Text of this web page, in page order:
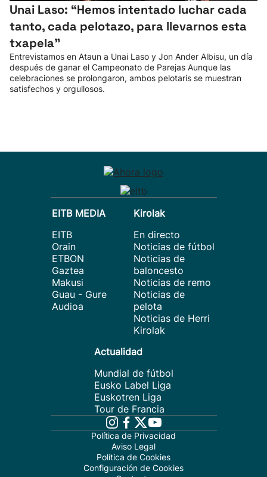
Unai Laso: “Hemos intentado luchar cada
tanto, cada pelotazo, para llevarnos esta
txapela”
Entrevistamos en Ataun a Unai Laso y Jon Ander Albisu, un día
después de ganar el Campeonato de Parejas Aunque las
celebraciones se prolongaron, ambos pelotaris se muestran
satisfechos y orgullosos.
EITB MEDIA
EITB
Orain
ETBON
Gaztea
Makusi
Guau - Gure
Audioa
Kirolak
En directo
Noticias de fútbol
Noticias de
baloncesto
Noticias de remo
Noticias de
pelota
Noticias de Herri
Kirolak
Actualidad
Mundial de fútbol
Eusko Label Liga
Euskotren Liga
Tour de Francia
Política de Privacidad
Aviso Legal
Política de Cookies
Configuración de Cookies